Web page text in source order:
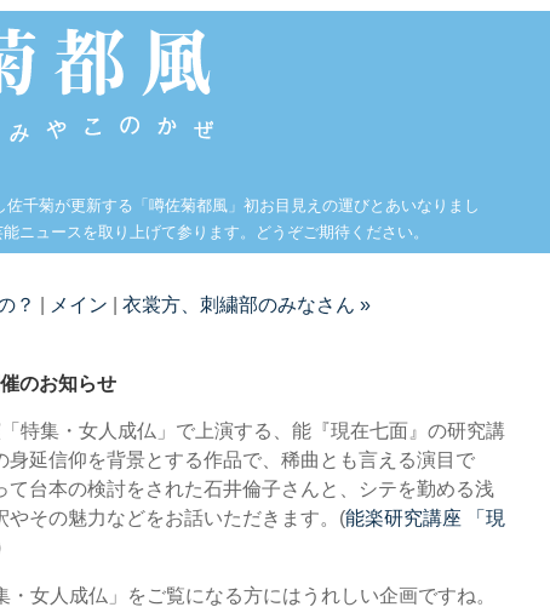
千菊が更新する「噂佐菊都風」初お目見えの運びとあいなりまし
ニュースを取り上げて参ります。どうぞご期待ください。
？ メイン
衣裳方、刺繍部のみなさん »
のお知らせ
特集・女人成仏」で上演する、能『現在七面』の研究講
身延信仰を背景とする作品で、稀曲とも言える演目で
て台本の検討をされた石井倫子さんと、シテを勤める浅
やその魅力などをお話いただきます。(能楽研究講座 「現
女人成仏」をご覧になる方にはうれしい企画ですね。